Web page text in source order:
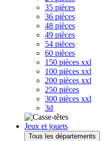
35 pièces
36 pièces
48 pièces
49 pièces
54 pièces
60 pièces
150 pièces xxl
100 pièces xxl
200 pièces xxl
250 pièces
300 pièces xxl
3d
Jeux et jouets
Tous les départements